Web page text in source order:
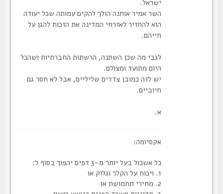
ישראל.
השר אמיר אוחנה הולך להקים עמותה שכל יעודה
הוא להחזיר לאזרחי המדינה את הזכות להגן על
חייהם.
לגבי מה שכן השתנה, הרשתות החברתיות ושהכל
היום מתועד ומצולם.
יש לזה כמובן צדדים שליליים, אבל לא חסר גם
חיוביים.
אקסיומה:
כל אשכול בעל יותר מ-3 דפים יהפוך בסוף ל: